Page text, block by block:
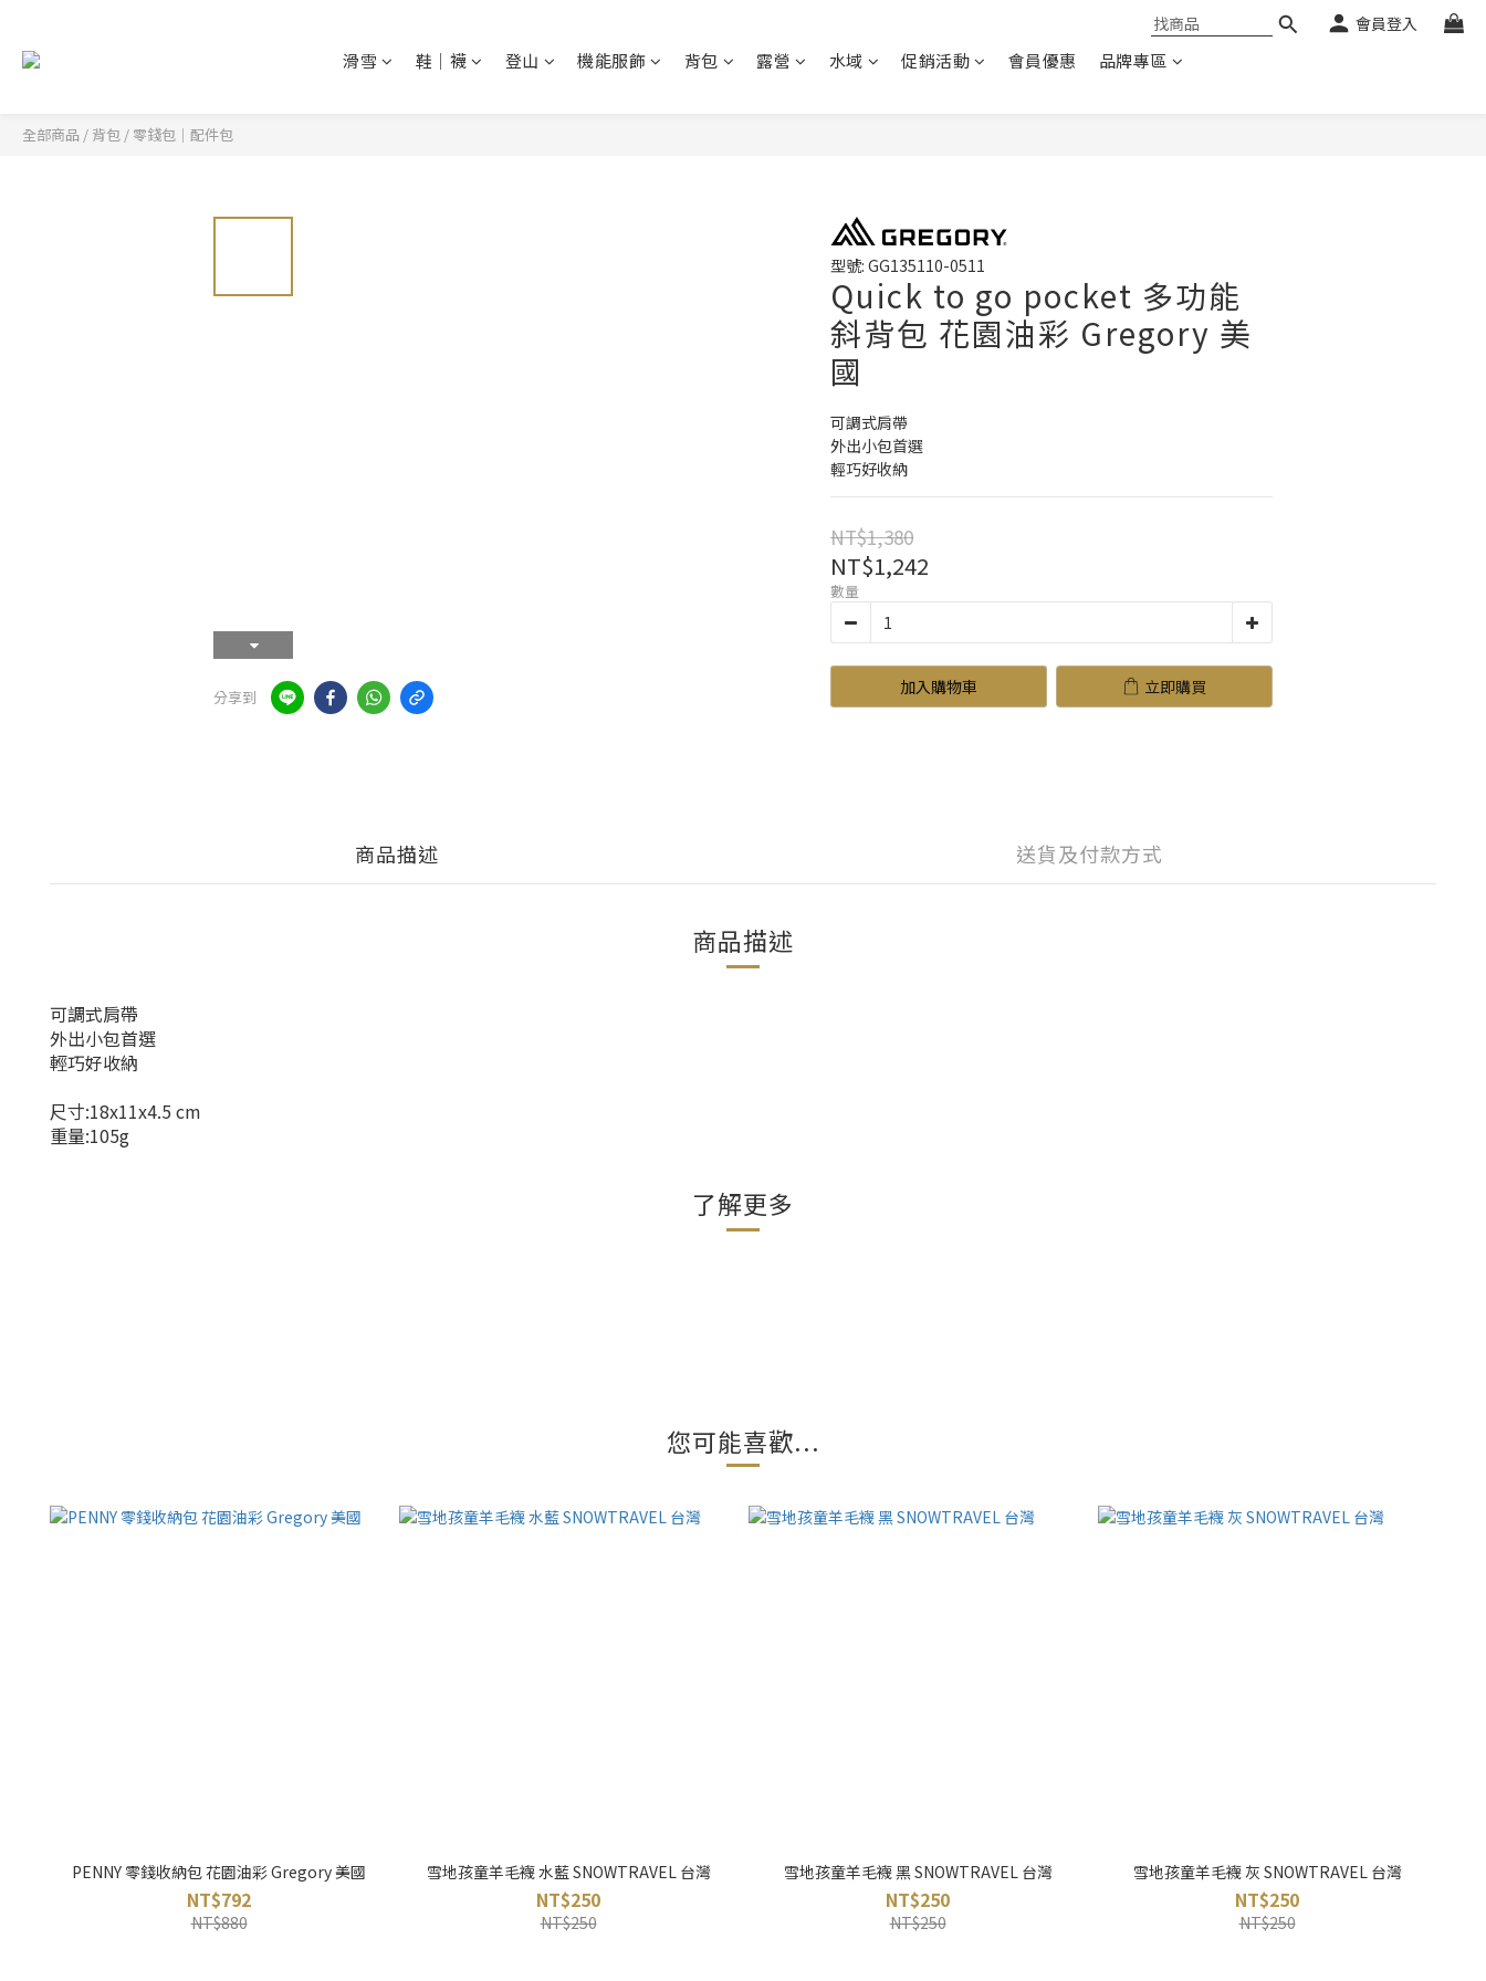
會員登入
滑雪 鞋│襪 登山 機能服飾 背包 露營 水域 促銷活動 會員優惠 品牌專區
全部商品 / 背包 / 零錢包│配件包
分享到
型號: GG135110-0511
Quick to go pocket 多功能
斜背包 花園油彩 Gregory 美
國
可調式肩帶
外出小包首選
輕巧好收納
NT$1,380
NT$1,242
數量
加入購物車 立即購買
商品描述 送貨及付款方式
商品描述
可調式肩帶
外出小包首選
輕巧好收納
尺寸:18x11x4.5 cm
重量:105g
了解更多
您可能喜歡...
PENNY 零錢收納包 花園油彩 Gregory 美國
NT$792
NT$880
雪地孩童羊毛襪 水藍 SNOWTRAVEL 台灣
NT$250
NT$250
雪地孩童羊毛襪 黑 SNOWTRAVEL 台灣
NT$250
NT$250
雪地孩童羊毛襪 灰 SNOWTRAVEL 台灣
NT$250
NT$250